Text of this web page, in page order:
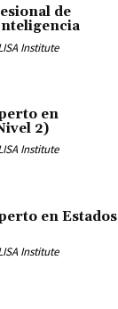
de
Institute
en
2)
Institute
en Estados
Institute